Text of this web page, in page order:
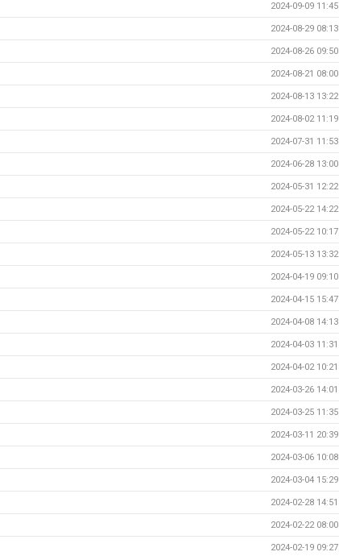
2024-09-09 11:45
2024-08-29 08:13
2024-08-26 09:50
2024-08-21 08:00
2024-08-13 13:22
2024-08-02 11:19
2024-07-31 11:53
2024-06-28 13:00
2024-05-31 12:22
2024-05-22 14:22
2024-05-22 10:17
2024-05-13 13:32
2024-04-19 09:10
2024-04-15 15:47
2024-04-08 14:13
2024-04-03 11:31
2024-04-02 10:21
2024-03-26 14:01
2024-03-25 11:35
2024-03-11 20:39
2024-03-06 10:08
2024-03-04 15:29
2024-02-28 14:51
2024-02-22 08:00
2024-02-19 09:27